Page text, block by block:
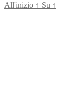
All'inizio ↑ Su ↑